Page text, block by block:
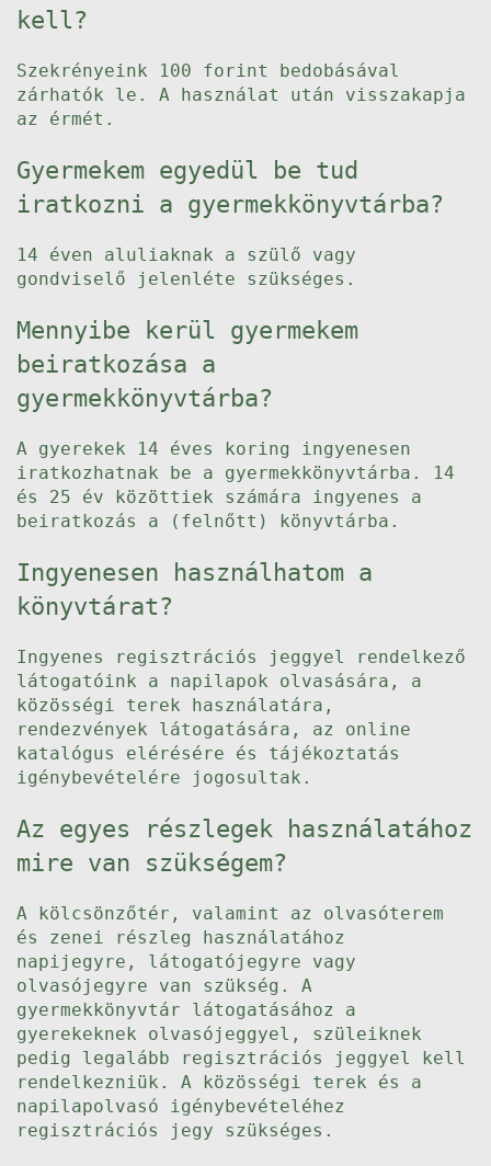
kell?
Szekrényeink 100 forint bedobásával
zárhatók le. A használat után visszakapja
az érmét.
Gyermekem egyedül be tud
iratkozni a gyermekkönyvtárba?
14 éven aluliaknak a szülő vagy
gondviselő jelenléte szükséges.
Mennyibe kerül gyermekem
beiratkozása a
gyermekkönyvtárba?
A gyerekek 14 éves koring ingyenesen
iratkozhatnak be a gyermekkönyvtárba. 14
és 25 év közöttiek számára ingyenes a
beiratkozás a (felnőtt) könyvtárba.
Ingyenesen használhatom a
könyvtárat?
Ingyenes regisztrációs jeggyel rendelkező
látogatóink a napilapok olvasására, a
közösségi terek használatára,
rendezvények látogatására, az online
katalógus elérésére és tájékoztatás
igénybevételére jogosultak.
Az egyes részlegek használatához
mire van szükségem?
A kölcsönzőtér, valamint az olvasóterem
és zenei részleg használatához
napijegyre, látogatójegyre vagy
olvasójegyre van szükség. A
gyermekkönyvtár látogatásához a
gyerekeknek olvasójeggyel, szüleiknek
pedig legalább regisztrációs jeggyel kell
rendelkezniük. A közösségi terek és a
napilapolvasó igénybevételéhez
regisztrációs jegy szükséges.